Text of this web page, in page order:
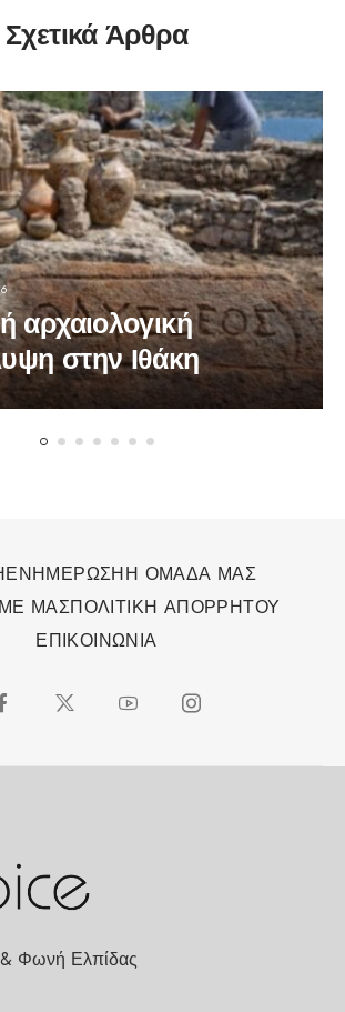
Σχετικά Άρθρα
αρχαιολογική
στην Ιθάκη
ΕΝΗΜΕΡΩΣΗΗ ΟΜΑΔΑ ΜΑΣ
ΜΑΣΠΟΛΙΤΙΚΗ ΑΠΟΡΡΗΤΟΥ
ΕΠΙΚΟΙΝΩΝΙΑ
Φωνή Ελπίδας